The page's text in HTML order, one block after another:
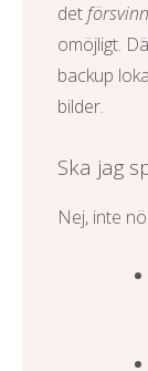
det
omöjligt.
backup
bilder.
Ska jag
Nej, inte